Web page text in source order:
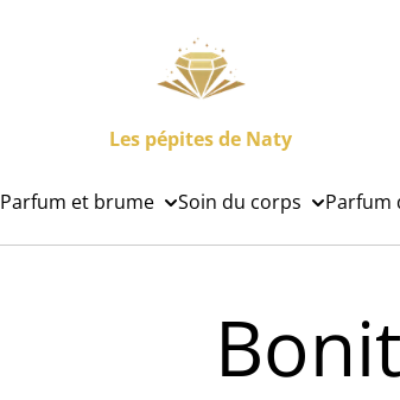
Les pépites de Naty
Parfum et brume Soin du corps Parfum